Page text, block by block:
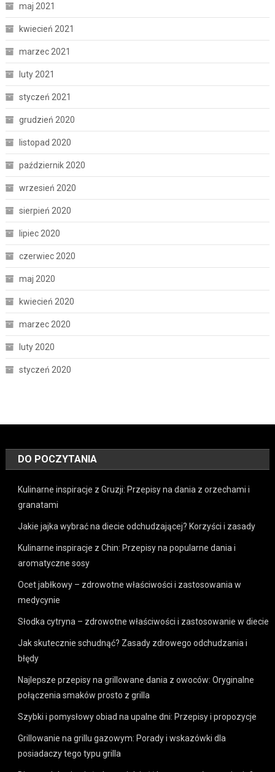
maj 2021
kwiecień 2021
marzec 2021
luty 2021
styczeń 2021
grudzień 2020
listopad 2020
październik 2020
wrzesień 2020
sierpień 2020
lipiec 2020
czerwiec 2020
maj 2020
kwiecień 2020
marzec 2020
luty 2020
styczeń 2020
DO POCZYTANIA
Kulinarne inspiracje z Gruzji: Przepisy na dania z orzechami i
granatami
Jakie jajka wybrać na diecie odchudzającej? Korzyści i zasady
Kulinarne inspiracje z Chin: Przepisy na popularne dania i
aromatyczne sosy
Ocet jabłkowy – zdrowotne właściwości i zastosowania w
medycynie
Słodka cytryna – zdrowotne właściwości i zastosowanie w diecie
Jak skutecznie schudnąć? Zasady zdrowego odchudzania i
błędy
Najlepsze przepisy na grillowane dania z owoców: Oryginalne
połączenia smaków prosto z grilla
Szybki i pomysłowy obiad na upalne dni: Przepisy i propozycje
Grillowanie na grillu gazowym: Porady i wskazówki dla
posiadaczy tego typu grilla